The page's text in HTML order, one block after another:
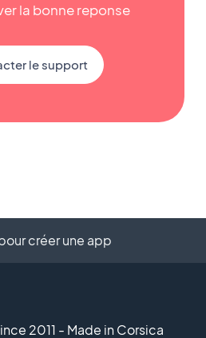
la bonne reponse
le support
créer une app
2011 - Made in Corsica